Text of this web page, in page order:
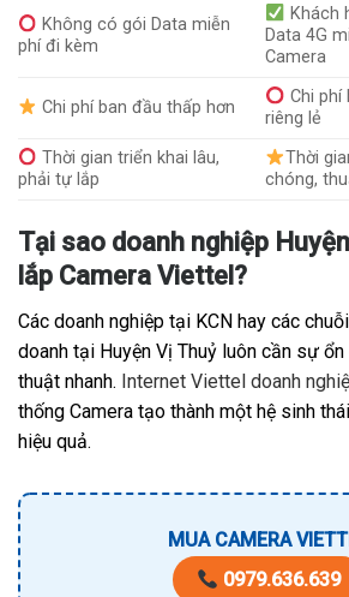
Không có gói Data miễn
phí đi kèm
Khách
Data 4G
Camera
Chi phí ban đầu thấp hơn
Chi phí
riêng lẻ
Thời gian triển khai lâu,
phải tự lắp
Thời
chóng,
Tại sao doanh nghiệp
lắp Camera Viettel?
Các doanh nghiệp tại KCN hay các
doanh tại Huyện Vị Thuỷ luôn cần sự
thuật nhanh. Internet Viettel doanh
thống Camera tạo thành một hệ sinh
hiệu quả.
MUA CAMERA
0979.636.639